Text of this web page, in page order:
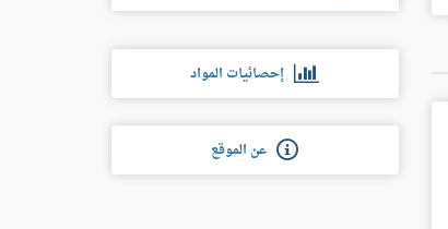
إحصائيات المواد
عن الموقع